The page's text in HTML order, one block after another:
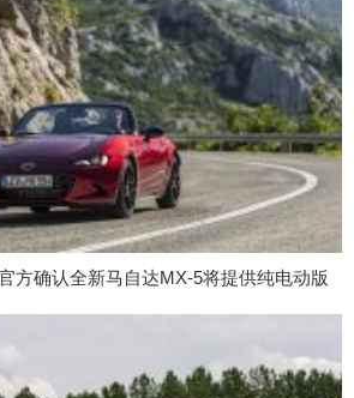
方确认全新马自达MX-5将提供纯电动版